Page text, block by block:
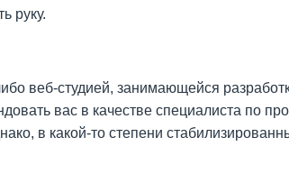
руку.
веб-студией, занимающейся
вас в качестве специалиста по
в какой-то степени